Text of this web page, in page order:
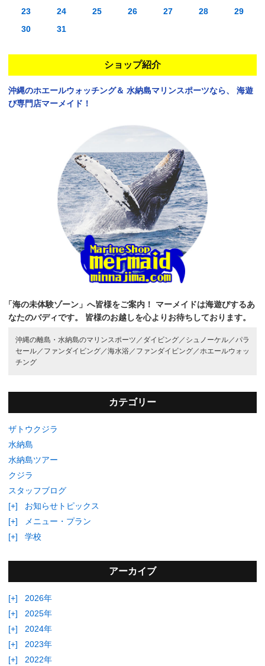
23 24 25 26 27 28
29
30
31
ショップ紹介
沖縄のホエールウォッチング＆ 水納島マリンスポーツなら、
海遊
び専門店マーメイド！
「海の未体験ゾーン」へ皆様をご案内！
マーメイドは海遊びするあ
なたのバディです。
皆様のお越しを心よりお待ちしております。
沖縄の離島・水納島のマリンスポーツ／ ダイビング／ シュノーケル／ パラ
セール／ ファンダイビング／海水浴／ ファンダイビング／ ホエールウォッ
チング
カテゴリー
ザトウクジラ
水納島
水納島ツアー
クジラ
スタッフブログ
[+]
お知らせトピックス
[+]
メニュー・プラン
[+]
学校
アーカイブ
[+]
2026年
[+]
2025年
[+]
2024年
[+]
2023年
[+]
2022年